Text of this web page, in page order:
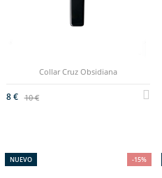
Collar Cruz Obsidiana
8 € 10 €
-15%
NUEVO